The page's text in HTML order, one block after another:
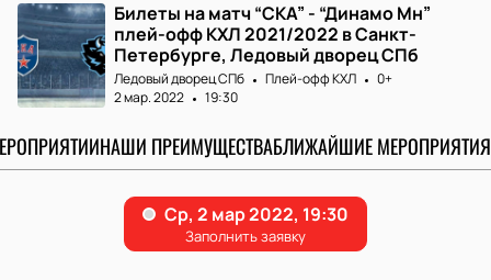
Билеты на матч “СКА” - “Динамо Мн”
плей-офф КХЛ 2021/2022 в Санкт-
Петербурге, Ледовый дворец СПб
Ледовый дворец СПб Плей-офф КХЛ
0+
2 мар. 2022
19:30
НАШИ ПРЕИМУЩЕСТВАБЛИЖАЙШИЕ МЕРОПРИЯТИЯ